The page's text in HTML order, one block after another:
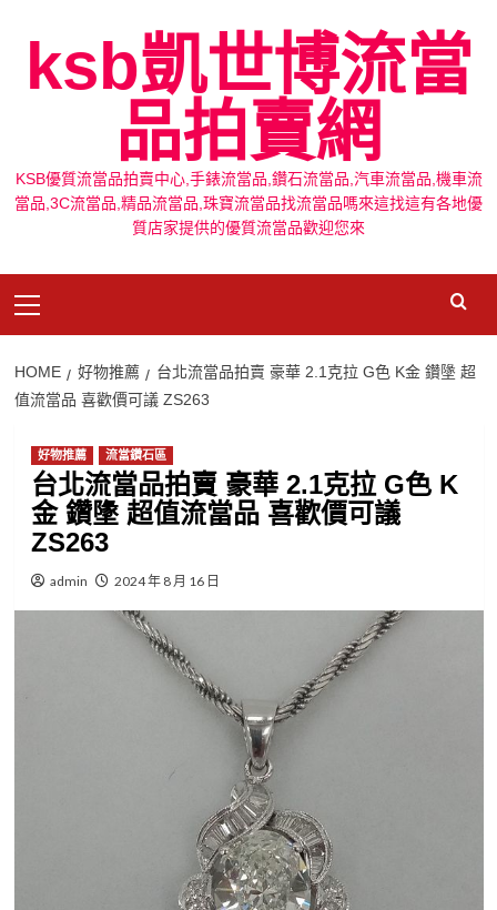
contentksb凱世博流當
品拍賣網
KSB優質流當品拍賣中心,手錶流當品,鑽石流當品,汽車流當品,機車流
當品,3C流當品,精品流當品,珠寶流當品找流當品嗎來這找這有各地優
質店家提供的優質流當品歡迎您來
Menu
HOME 好物推薦
台北流當品拍賣 豪華 2.1克拉 G色 K金 鑽墬 超
值流當品 喜歡價可議 ZS263
好物推薦 流當鑽石區
台北流當品拍賣 豪華 2.1克拉 G色 K
金 鑽墬 超值流當品 喜歡價可議
ZS263
admin 2024 年 8 月 16 日